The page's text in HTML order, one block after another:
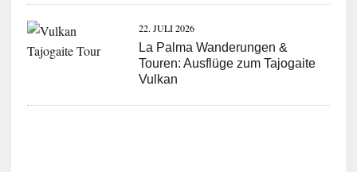
22. JULI 2026
La Palma Wanderungen &
Touren: Ausflüge zum Tajogaite
Vulkan